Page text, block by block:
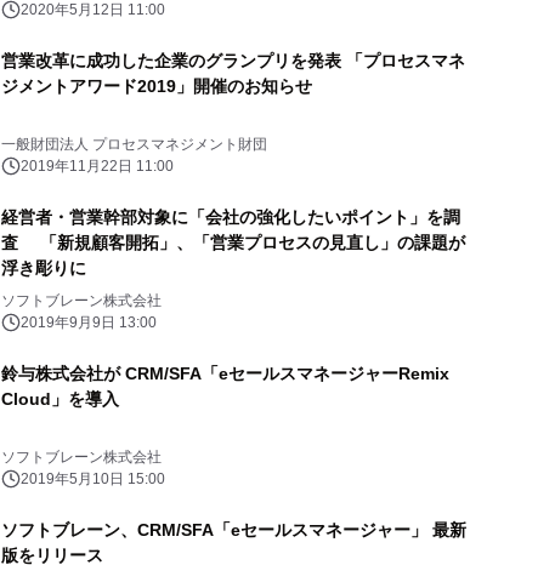
2020年5月12日 11:00
営業改革に成功した企業のグランプリを発表 「プロセスマネ
ジメントアワード2019」開催のお知らせ
一般財団法人 プロセスマネジメント財団
2019年11月22日 11:00
経営者・営業幹部対象に「会社の強化したいポイント」を調
査 「新規顧客開拓」、「営業プロセスの見直し」の課題が
浮き彫りに
ソフトブレーン株式会社
2019年9月9日 13:00
鈴与株式会社が CRM/SFA「eセールスマネージャーRemix
Cloud」を導入
ソフトブレーン株式会社
2019年5月10日 15:00
ソフトブレーン、CRM/SFA「eセールスマネージャー」 最新
版をリリース